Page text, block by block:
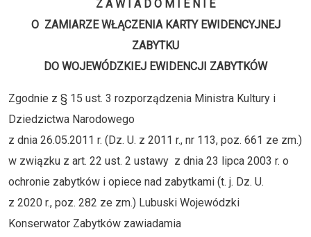
Z A W I A D O M I E N I E
O ZAMIARZE WŁĄCZENIA KARTY EWIDENCYJNEJ
ZABYTKU
DO WOJEWÓDZKIEJ EWIDENCJI ZABYTKÓW
Zgodnie z § 15 ust. 3 rozporządzenia Ministra Kultury i
Dziedzictwa Narodowego
z dnia 26.05.2011 r. (Dz. U. z 2011 r., nr 113, poz. 661 ze zm.)
w związku z art. 22 ust. 2 ustawy z dnia 23 lipca 2003 r. o
ochronie zabytków i opiece nad zabytkami (t. j. Dz. U.
z 2020 r., poz. 282 ze zm.) Lubuski Wojewódzki
Konserwator Zabytków zawiadamia